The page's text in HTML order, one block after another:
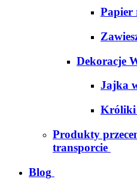
Papier
Dekoracje
Jajka
Króliki
Produkty
transporcie
Blog